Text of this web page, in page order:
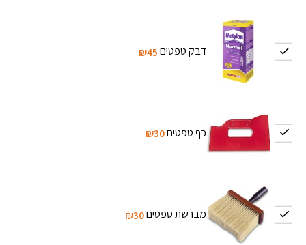
דבק טפטים₪45
כף טפטים₪30
מברשת טפטים₪30